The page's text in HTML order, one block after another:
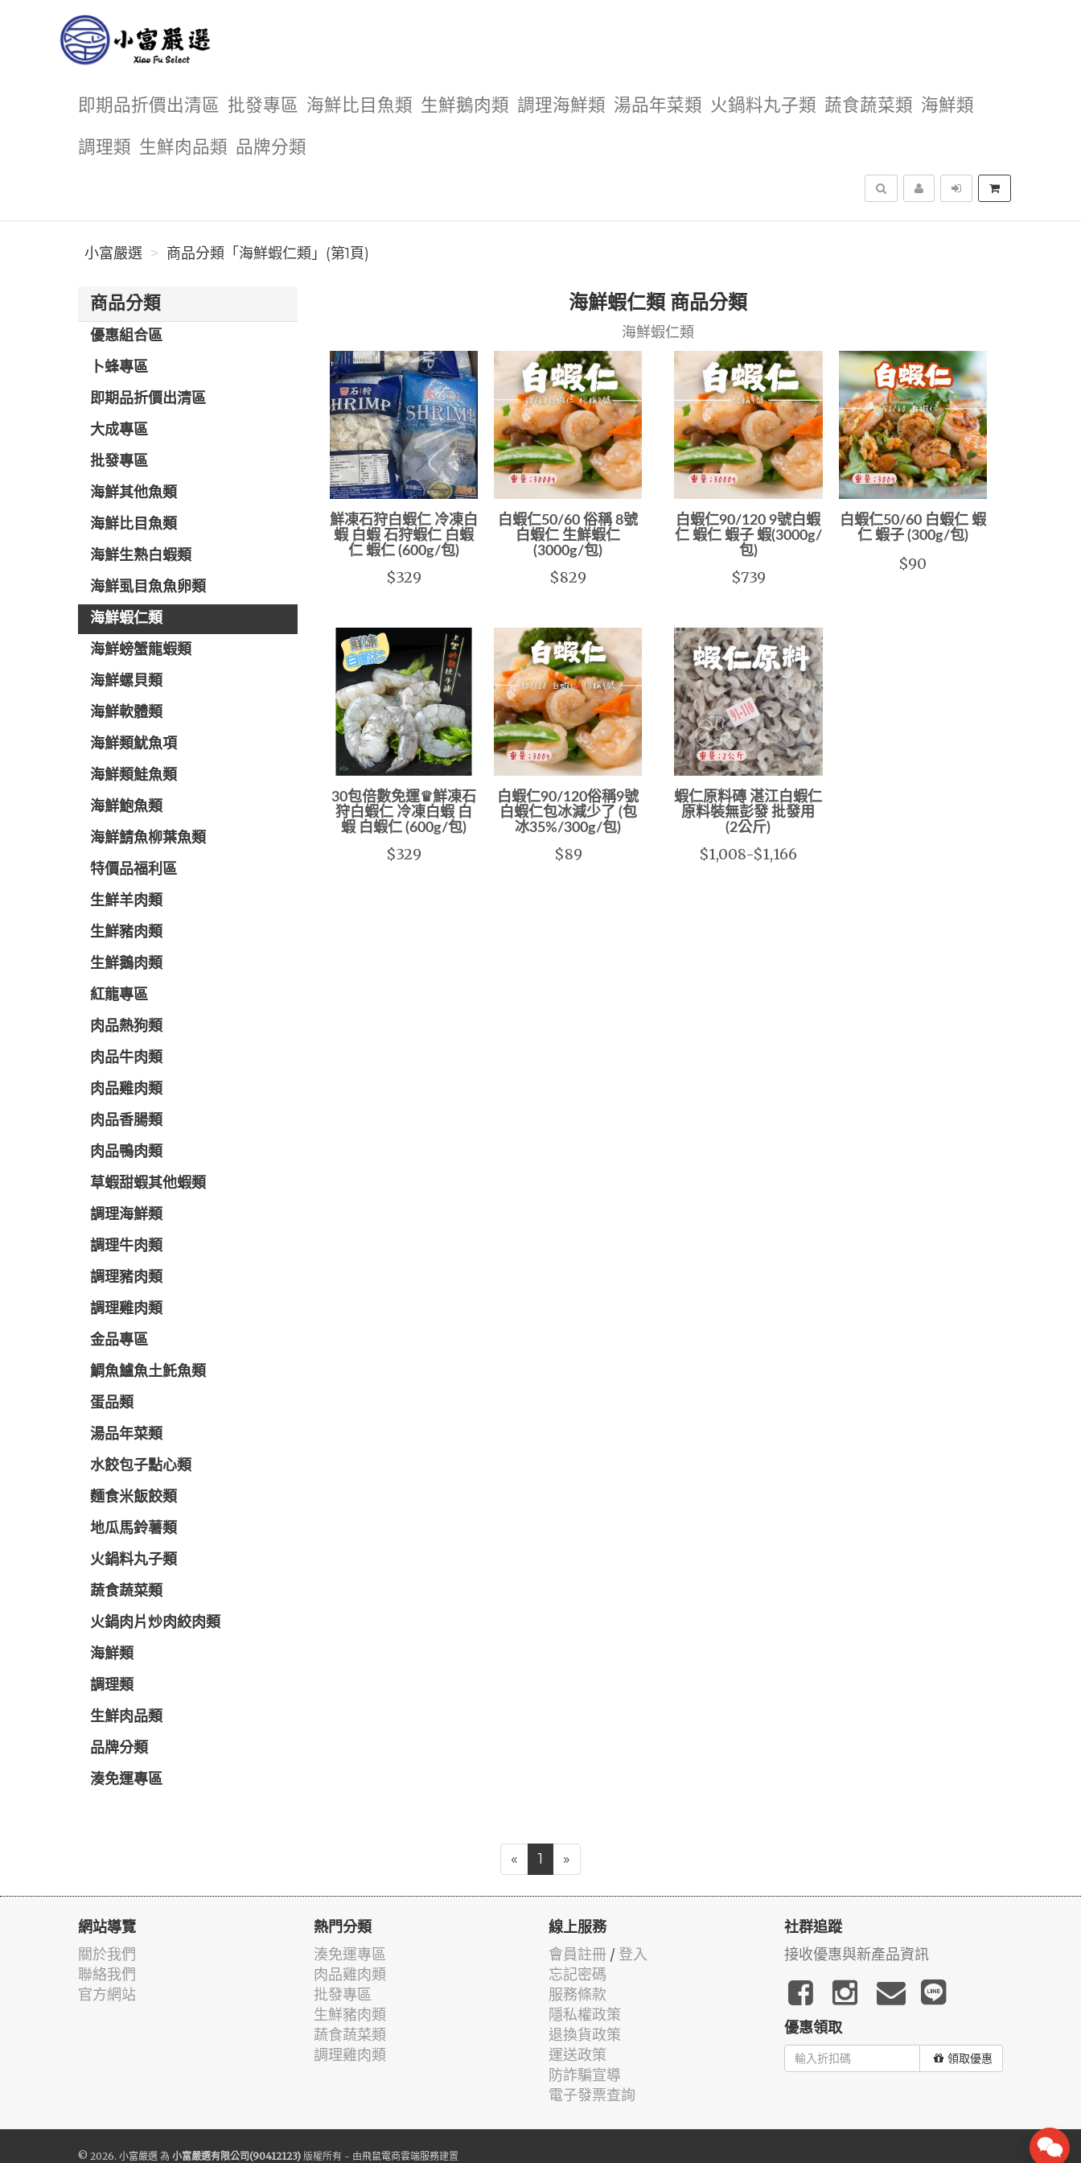
即期品折價出清區 批發專區 海鮮比目魚類 生鮮鵝肉類 調理海鮮類 湯品年菜類 火鍋料丸子類 蔬食蔬菜類 海鮮類
調理類 生鮮肉品類 品牌分類
搜尋
小富嚴選 商品分類「海鮮蝦仁類」(第1頁)
商品分類
優惠組合區
卜蜂專區
即期品折價出清區
大成專區
批發專區
海鮮其他魚類
海鮮比目魚類
海鮮生熟白蝦類
海鮮虱目魚魚卵類
海鮮蝦仁類
海鮮螃蟹龍蝦類
海鮮螺貝類
海鮮軟體類
海鮮類魷魚項
海鮮類鮭魚類
海鮮鮑魚類
海鮮鯖魚柳葉魚類
特價品福利區
生鮮羊肉類
生鮮豬肉類
生鮮鵝肉類
紅龍專區
肉品熱狗類
肉品牛肉類
肉品雞肉類
肉品香腸類
肉品鴨肉類
草蝦甜蝦其他蝦類
調理海鮮類
調理牛肉類
調理豬肉類
調理雞肉類
金品專區
鯛魚鱸魚土魠魚類
蛋品類
湯品年菜類
水餃包子點心類
麵食米飯餃類
地瓜馬鈴薯類
火鍋料丸子類
蔬食蔬菜類
火鍋肉片炒肉絞肉類
海鮮類
調理類
生鮮肉品類
品牌分類
湊免運專區
海鮮蝦仁類 商品分類
海鮮蝦仁類
鮮凍石狩白蝦仁 冷凍白
蝦 白蝦 石狩蝦仁 白蝦
仁 蝦仁 (600g/包)
$329
白蝦仁50/60 俗稱 8號
白蝦仁 生鮮蝦仁
(3000g/包)
$829
白蝦仁90/120 9號白蝦
仁 蝦仁 蝦子 蝦(3000g/
包)
$739
白蝦仁50/60 白蝦仁 蝦
仁 蝦子 (300g/包)
$90
30包倍數免運♛鮮凍石
狩白蝦仁 冷凍白蝦 白
蝦 白蝦仁 (600g/包)
$329
白蝦仁90/120俗稱9號
白蝦仁包冰減少了 (包
冰35%/300g/包)
$89
蝦仁原料磚 湛江白蝦仁
原料裝無彭發 批發用
(2公斤)
$1,008-$1,166
« 1 »
網站導覽
關於我們
聯絡我們
官方網站
熱門分類
湊免運專區
肉品雞肉類
批發專區
生鮮豬肉類
蔬食蔬菜類
調理雞肉類
線上服務
會員註冊 / 登入
忘記密碼
服務條款
隱私權政策
退換貨政策
運送政策
防詐騙宣導
電子發票查詢
社群追蹤
接收優惠與新產品資訊
優惠領取
領取優惠
© 2026. 小富嚴選 為 小富嚴選有限公司(90412123) 版權所有 - 由飛鼠電商雲端服務建置